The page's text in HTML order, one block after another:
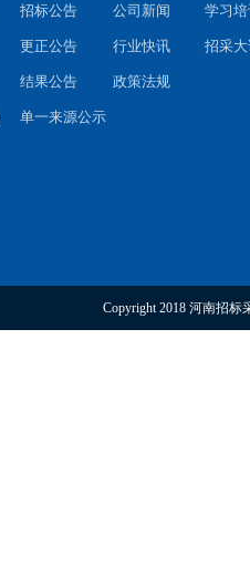
招标公告
更正公告
结果公告
单一来源公示
公司新闻
行业快讯
政策法规
学习
招采
Copyright 2018 河南招